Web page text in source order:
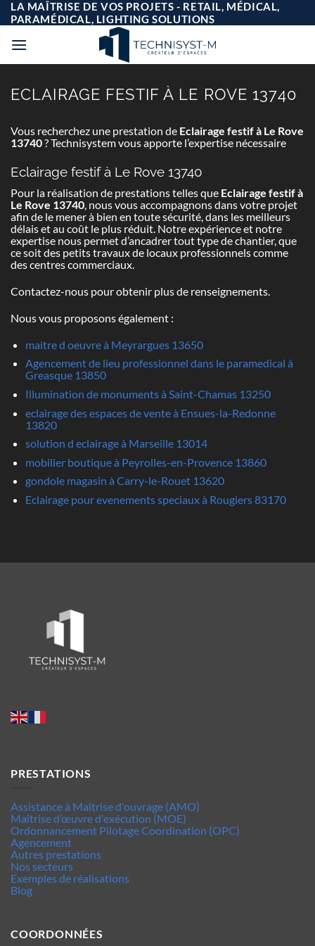
Passer
au
contenu
LA MAÎTRISE DE VOS PROJETS - RETAIL, MÉDICAL,
PARAMÉDICAL, LIGHTING SOLUTIONS
ECLAIRAGE FESTIF À LE ROVE 13740
Vous recherchez une prestation de Eclairage festif à Le Rove
13740? Technisystem vous apporte l’expertise nécessaire
Eclairage festif à Le Rove 13740
Pour la réalisation de prestations telles que Eclairage festif à
Le Rove 13740, nous vous accompagnons dans votre projet
afin de le mener à bien en toute sécurité, dans les meilleurs
délais et au coût le plus réduit. Notre expérience et notre
expertise nous permet d’ancadrer tout type de chantier, que
ce soit des petits travaux de locaux professionnels comme
des centres commerciaux.
Contactez-nous pour obtenir plus de renseignements.
Nous vous proposons également :
maitre d oeuvre à Meyrargues 13650
Agencement de lieu professionnel dans le paramedical à
Greasque 13850
Illumination de monuments à Saint-Chamas 13250
eclairage des espaces de vente à Ensues-la-Redonne
13820
solution d eclairage à Marseille 13014
mobilier boutique à Peyrolles-en-Provence 13860
gondole magasin à Carry-le-Rouet 13620
Eclairage pour evenements speciaux à Rougiers 83170
PRESTATIONS
Assistance à Maîtrise d'ouvrage (AMO)
Maîtrise d’œuvre d'exécution (MOE)
Ordonnancement Pilotage Coordination (OPC)
Agencement
Autres prestations
Nos secteurs
Exemples de réalisations
Blog
COORDONNÉES